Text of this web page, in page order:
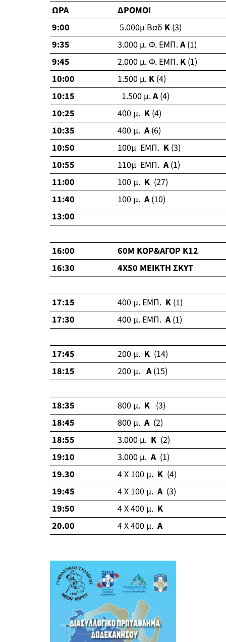
ΩΡΑ
ΔΡΟΜΟΙ
9:00
5.000μ Βαδ Κ (3)
9:35
3.000 μ. Φ. ΕΜΠ.Α(1)
9:45
2.000 μ. Φ. ΕΜΠ. Κ (1)
10:00
1.500 μ. Κ (4)
10:15
1.500 μ.Α(4)
10:25
400 μ. Κ (4)
10:35
400 μ.Α(6)
10:50
100μ ΕΜΠ. Κ (3)
10:55
110μ ΕΜΠ.Α(1)
11:00
100 μ. Κ (27)
11:40
100 μ.Α(10)
13:00
16:00
60M ΚΟΡ&ΑΓΟΡ K12
16:30
4Χ50 ΜΕΙΚΤΗ ΣΚΥΤ
17:15 400 μ. ΕΜΠ. Κ (1)
17:30
400 μ. ΕΜΠ.Α(1)
17:45 200 μ. Κ (14)
18:15
200 μ.Α(15)
18:35 800 μ. Κ (3)
18:45
800 μ.Α (2)
18:55
3.000 μ. Κ (2)
19:10
3.000 μ.Α (1)
19.30
4 Χ 100 μ. Κ (4)
19:45
4 Χ 100 μ.Α (3)
19:50
4 Χ 400 μ. Κ
20.00
4 Χ 400 μ.Α